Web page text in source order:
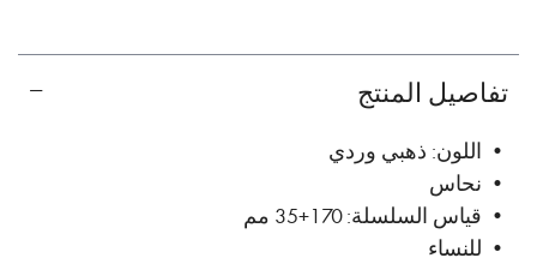
تفاصيل المنتج
• اللون: ذهبي وردي
• نحاس
• قياس السلسلة: 170+35 مم
• للنساء